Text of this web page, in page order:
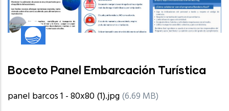
Boceto Panel Embarcación Turística
panel barcos 1 - 80x80 (1).jpg(6.69 MB)